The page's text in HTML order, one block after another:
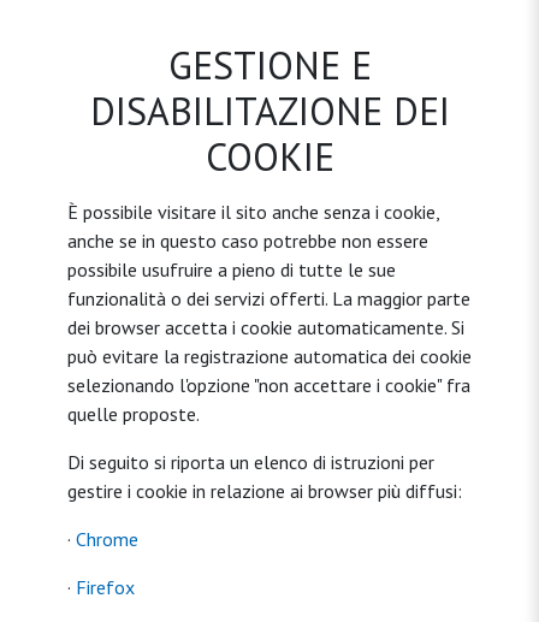
GESTIONE E
DISABILITAZIONE DEI
COOKIE
È possibile visitare il sito anche senza i cookie,
anche se in questo caso potrebbe non essere
possibile usufruire a pieno di tutte le sue
funzionalità o dei servizi offerti. La maggior parte
dei browser accetta i cookie automaticamente. Si
può evitare la registrazione automatica dei cookie
selezionando l'opzione "non accettare i cookie" fra
quelle proposte.
Di seguito si riporta un elenco di istruzioni per
gestire i cookie in relazione ai browser più diffusi:
· Chrome
· Firefox